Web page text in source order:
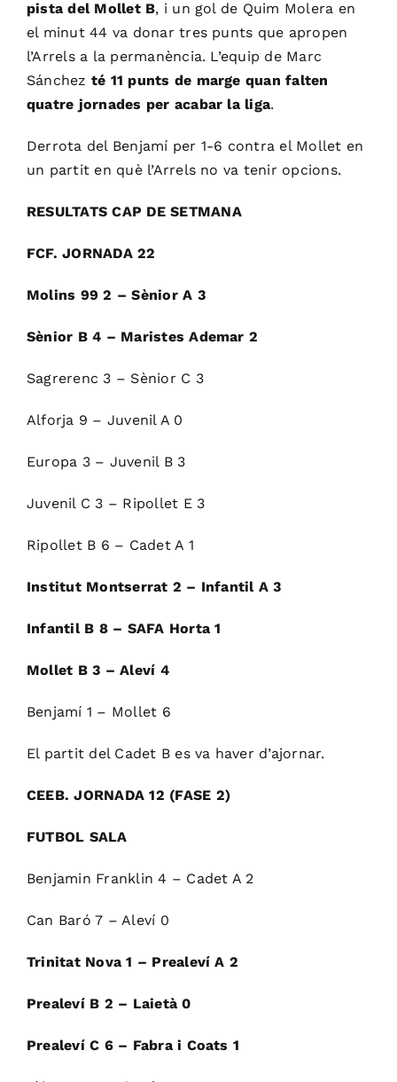
pista del Mollet B, i un gol de Quim Molera en
el minut 44 va donar tres punts que apropen
l’Arrels a la permanència. L’equip de Marc
Sánchez té 11 punts de marge quan falten
quatre jornades per acabar la liga.
Derrota del Benjamí per 1-6 contra el Mollet en
un partit en què l’Arrels no va tenir opcions.
RESULTATS CAP DE SETMANA
FCF. JORNADA 22
Molins 99 2 – Sènior A 3
Sènior B 4 – Maristes Ademar 2
Sagrerenc 3 – Sènior C 3
Alforja 9 – Juvenil A 0
Europa 3 – Juvenil B 3
Juvenil C 3 – Ripollet E 3
Ripollet B 6 – Cadet A 1
Institut Montserrat 2 – Infantil A 3
Infantil B 8 – SAFA Horta 1
Mollet B 3 – Aleví 4
Benjamí 1 – Mollet 6
El partit del Cadet B es va haver d’ajornar.
CEEB. JORNADA 12 (FASE 2)
FUTBOL SALA
Benjamin Franklin 4 – Cadet A 2
Can Baró 7 – Aleví 0
Trinitat Nova 1 – Prealeví A 2
Prealeví B 2 – Laietà 0
Prealeví C 6 – Fabra i Coats 1